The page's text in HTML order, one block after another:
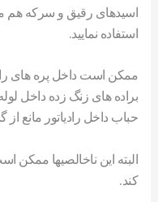
اسیدهای رقیق و سرکه هم
استفاده نمایید.
ممکن است داخل پره های
براده های زنگ زده داخل
حباب داخل رادیاتور مانع
البته این ناخالصیها ممکن
کند.